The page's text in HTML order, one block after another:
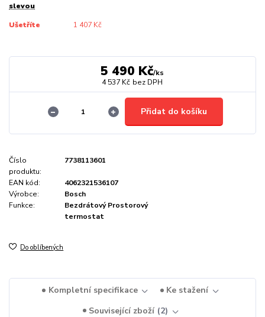
slevou
Ušetříte 1 407 Kč
5 490 Kč/ks
4 537 Kč bez DPH
Přidat do košíku
Číslo
produktu:
7738113601
EAN kód:
4062321536107
Výrobce:
Bosch
Funkce:
Bezdrátový Prostorový
termostat
Do oblíbených
Kompletní specifikace
Ke stažení
Související zboží 2